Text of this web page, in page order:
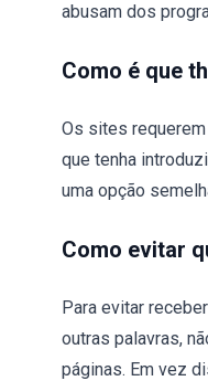
abusam dos
Como é que
Os sites
que tenha
uma opção
Como evitar
Para evitar
outras palavras,
páginas. Em vez